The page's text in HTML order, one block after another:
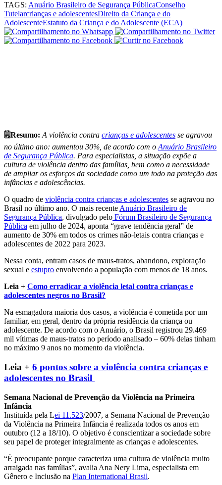
TAGS: Anuário Brasileiro de Segurança PúblicaConselho
Tutelarcrianças e adolescentesDireito da Criança e do
AdolescenteEstatuto da Criança e do Adolescente (ECA)
🗒️Resumo: A violência contra crianças e adolescentes se agravou
no último ano: aumentou 30%, de acordo com o Anuário Brasileiro
de Segurança Pública. Para especialistas, a situação expõe a
cultura de violência dentro das famílias, bem como a necessidade
de ampliar os esforços da sociedade como um todo na proteção das
infâncias e adolescências.
O quadro de violência contra crianças e adolescentes se agravou no
Brasil no último ano. O mais recente Anuário Brasileiro de
Segurança Pública, divulgado pelo Fórum Brasileiro de Segurança
Pública em julho de 2024, aponta “grave tendência geral” de
aumento de 30% em todos os crimes não-letais contra crianças e
adolescentes de 2022 para 2023.
Nessa conta, entram casos de maus-tratos, abandono, exploração
sexual e estupro envolvendo a população com menos de 18 anos.
Leia + Como erradicar a violência letal contra crianças e
adolescentes negros no Brasil?
Na esmagadora maioria dos casos, a violência é cometida por um
familiar, em geral, dentro da própria residência da criança ou
adolescente. De acordo com o Anuário, o Brasil registrou 29.469
mil vítimas de maus-tratos no período analisado – 60% delas tinham
no máximo 9 anos no momento da violência.
Leia + 6 pontos sobre a violência contra crianças e
adolescentes no Brasil
Semana Nacional de Prevenção da Violência na Primeira
Infância
Instituída pela Lei 11.523/2007, a Semana Nacional de Prevenção
da Violência na Primeira Infância é realizada todos os anos em
outubro (12 a 18/10). O objetivo é conscientizar a sociedade sobre
seu papel de proteger integralmente as crianças e adolescentes.
“É preocupante porque caracteriza uma cultura de violência muito
arraigada nas famílias”, avalia Ana Nery Lima, especialista em
Gênero e Inclusão na Plan International Brasil.